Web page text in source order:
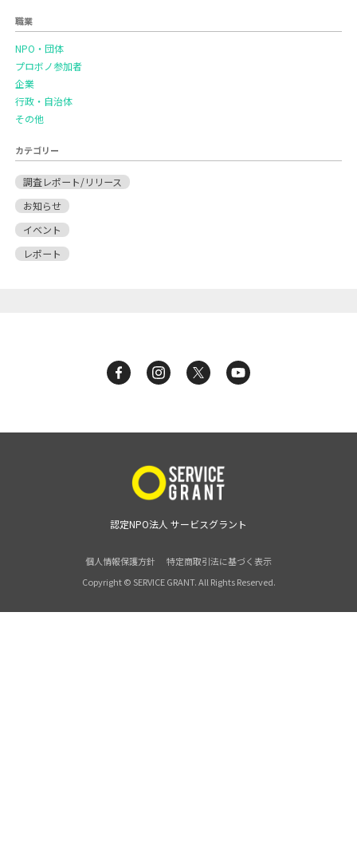
職業
NPO・団体
プロボノ参加者
企業
行政・自治体
その他
カテゴリー
調査レポート/リリース
お知らせ
イベント
レポート
認定NPO法人 サービスグラント
個人情報保護方針
特定商取引法に基づく表示
Copyright © SERVICE GRANT. All Rights Reserved.